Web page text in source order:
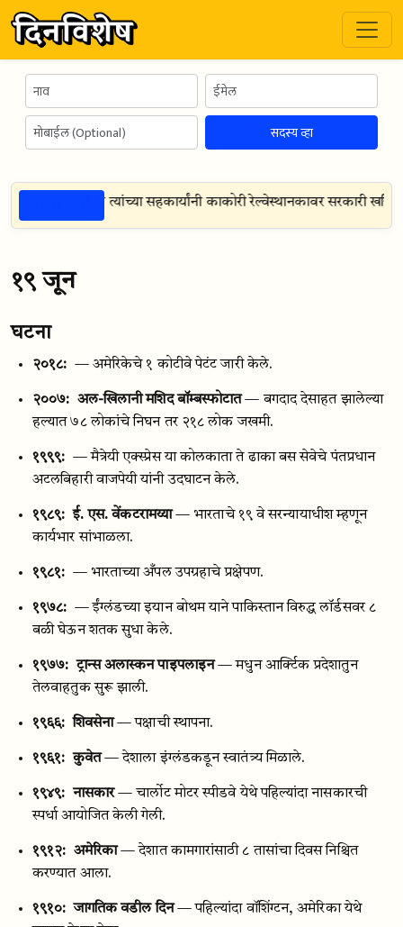
सदस्य व्हा
आझाद आणि त्यांच्या सहकार्यांनी काकोरी रेल्वेस्थानकावर सरकारी खजिना
१९ जून
घटना
२०१८: — अमेरिकेचे १ कोटीवे पेटंट जारी केले.
२००७: अल-खिलानी मशिद बॉम्बस्फोटात — बगदाद देसाहत झालेल्या
हल्यात ७८ लोकांचे निघन तर २१८ लोक जखमी.
१९९९: — मैत्रेयी एक्स्प्रेस या कोलकाता ते ढाका बस सेवेचे पंतप्रधान
अटलबिहारी वाजपेयी यांनी उदघाटन केले.
१९८९: ई. एस. वेंकटरामय्या — भारताचे १९ वे सरन्यायाधीश म्हणून
कार्यभार सांभाळला.
१९८१: — भारताच्या अँपल उपग्रहाचे प्रक्षेपण.
१९७८: — ईंग्लंडच्या इयान बोथम याने पाकिस्तान विरुद्ध लॉर्डसवर ८
बळी घेऊन शतक सुधा केले.
१९७७: ट्रान्स अलास्कन पाइपलाइन — मधुन आर्क्टिक प्रदेशातुन
तेलवाहतुक सुरू झाली.
१९६६: शिवसेना — पक्षाची स्थापना.
१९६१: कुवेत — देशाला इंग्लंडकडून स्वातंत्र्य मिळाले.
१९४९: नासकार — चार्लोट मोटर स्पीडवे येथे पहिल्यांदा नासकारची
स्पर्धा आयोजित केली गेली.
१९१२: अमेरिका — देशात कामगारांसाठी ८ तासांचा दिवस निश्चित
करण्यात आला.
१९१०: जागतिक वडील दिन — पहिल्यांदा वॉशिंग्टन, अमेरिका येथे